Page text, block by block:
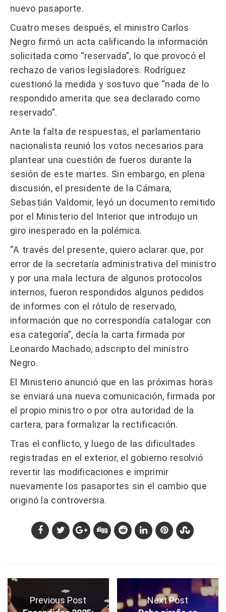
nuevo pasaporte.
Cuatro meses después, el ministro Carlos
Negro firmó un acta calificando la información
solicitada como “reservada”, lo que provocó el
rechazo de varios legisladores. Rodríguez
cuestionó la medida y sostuvo que “nada de lo
respondido amerita que sea declarado como
reservado”.
Ante la falta de respuestas, el parlamentario
nacionalista reunió los votos necesarios para
plantear una cuestión de fueros durante la
sesión de este martes. Sin embargo, en plena
discusión, el presidente de la Cámara,
Sebastián Valdomir, leyó un documento remitido
por el Ministerio del Interior que introdujo un
giro inesperado en la polémica.
“A través del presente, quiero aclarar que, por
error de la secretaría administrativa del ministro
y por una mala lectura de algunos protocolos
internos, fueron respondidos algunos pedidos
de informes con el rótulo de reservado,
información que no correspondía catalogar con
esa categoría”, decía la carta firmada por
Leonardo Machado, adscripto del ministro
Negro.
El Ministerio anunció que en las próximas horas
se enviará una nueva comunicación, firmada por
el propio ministro o por otra autoridad de la
cartera, para formalizar la rectificación.
Tras el conflicto, y luego de las dificultades
registradas en el exterior, el gobierno resolvió
revertir las modificaciones e imprimir
nuevamente los pasaportes sin el cambio que
originó la controversia.
Previous Post
Next Post